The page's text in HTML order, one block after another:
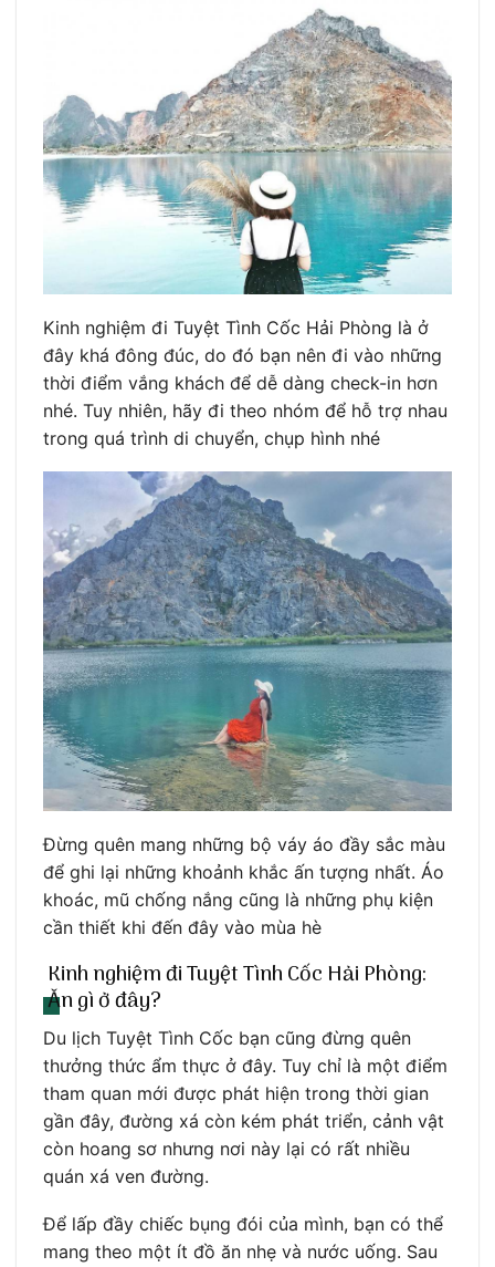
Kinh nghiệm đi Tuyệt Tình Cốc Hải Phòng là ở
đây khá đông đúc, do đó bạn nên đi vào những
thời điểm vắng khách để dễ dàng check-in hơn
nhé. Tuy nhiên, hãy đi theo nhóm để hỗ trợ nhau
trong quá trình di chuyển, chụp hình nhé
Đừng quên mang những bộ váy áo đầy sắc màu
để ghi lại những khoảnh khắc ấn tượng nhất. Áo
khoác, mũ chống nắng cũng là những phụ kiện
cần thiết khi đến đây vào mùa hè
Kinh nghiệm đi Tuyệt Tình Cốc Hải Phòng:
Ăn gì ở đây?
Du lịch Tuyệt Tình Cốc bạn cũng đừng quên
thưởng thức ẩm thực ở đây. Tuy chỉ là một điểm
tham quan mới được phát hiện trong thời gian
gần đây, đường xá còn kém phát triển, cảnh vật
còn hoang sơ nhưng nơi này lại có rất nhiều
quán xá ven đường.
Để lấp đầy chiếc bụng đói của mình, bạn có thể
mang theo một ít đồ ăn nhẹ và nước uống. Sau